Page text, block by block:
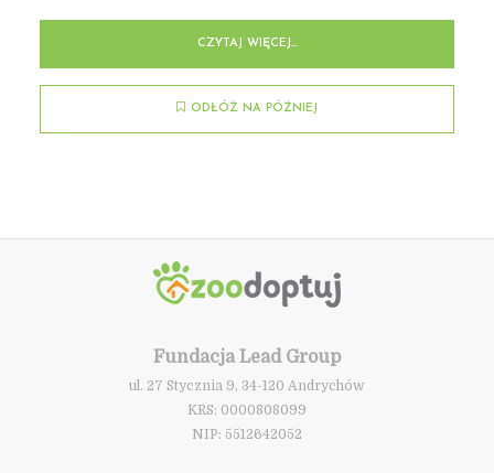
CZYTAJ WIĘCEJ...
ODŁÓŻ NA PÓŹNIEJ
Fundacja Lead Group
ul. 27 Stycznia 9, 34-120 Andrychów
KRS: 0000808099
NIP: 5512642052